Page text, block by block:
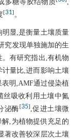
多糖等胶结物质
,
[31] 。
显,是衡量土壤质量
究发现单独施加的生
有研究指出,有机物
量比,进而影响土壤
表明,AMF通过侵染植
丝吸收利用土壤中氮
泌酶[35] ,促进土壤微
,为植物提供充足的
著改善较深层次土壤